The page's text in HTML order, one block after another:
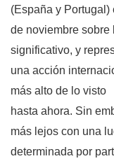
(España y Portugal)
de noviembre sobre
significativo, y
una acción
más alto de lo visto
hasta ahora. Sin
más lejos con una
determinada por